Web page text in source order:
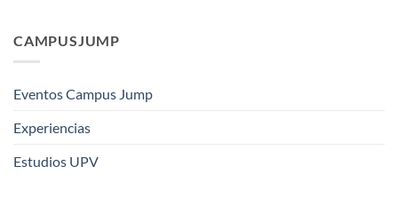
CAMPUSJUMP
Eventos Campus Jump
Experiencias
Estudios UPV